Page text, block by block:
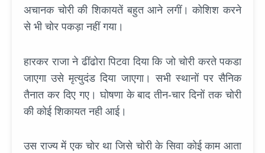
अचानक चोरी की शिकायतें बहुत आने लगीं। कोशिश करने
से भी चोर पकड़ा नहीं गया।
हारकर राजा ने ढींढोरा पिटवा दिया कि जो चोरी करते पकडा
जाएगा उसे मृत्युदंड दिया जाएगा। सभी स्थानों पर सैनिक
तैनात कर दिए गए। घोषणा के बाद तीन-चार दिनों तक चोरी
की कोई शिकायत नही आई।
उस राज्य में एक चोर था जिसे चोरी के सिवा कोई काम आता